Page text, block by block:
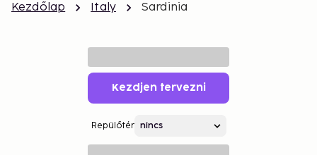
Kezdőlap Italy Sardinia
Kezdjen tervezni
Repülőtér